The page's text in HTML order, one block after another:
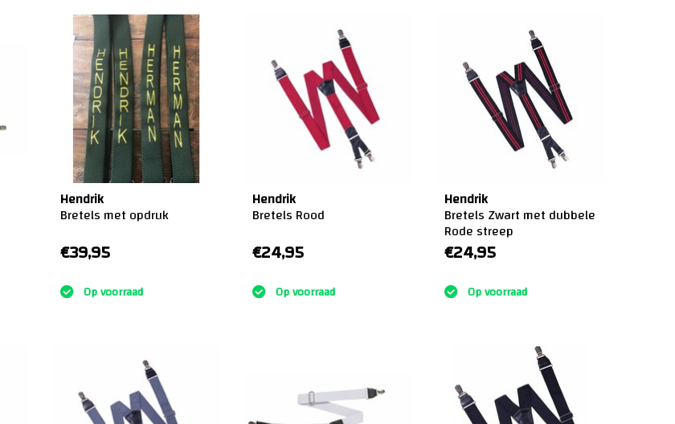
Hendrik
Bretels met opdruk
€39,95
Op voorraad
Hendrik
Bretels Rood
€24,95
Op voorraad
Hendrik
Bretels Zwart met dubbele
Rode streep
€24,95
Op voorraad